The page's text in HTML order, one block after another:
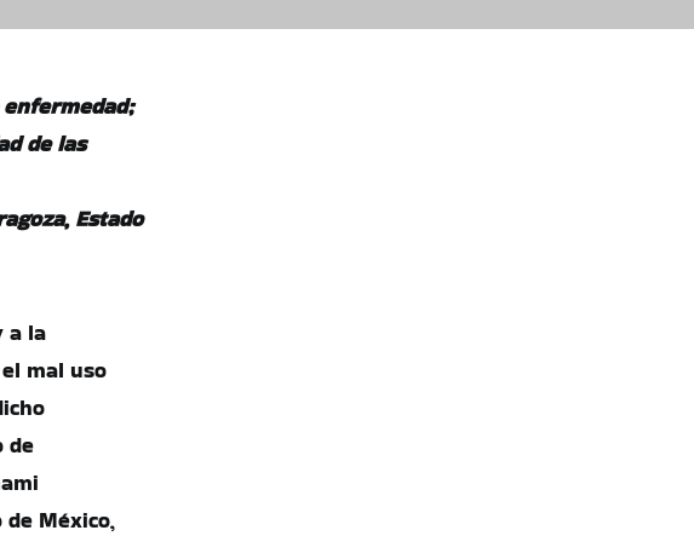
de las
Estado
a la
mal uso
de
México,